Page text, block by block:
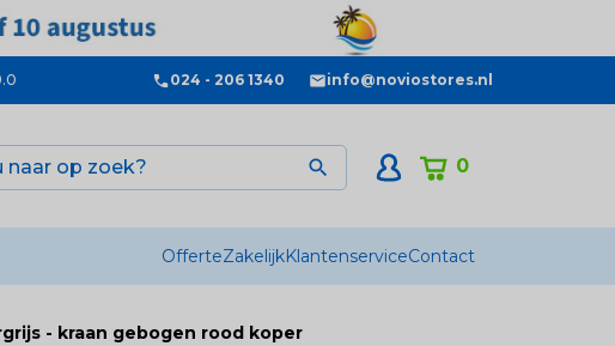
024 - 206 1340 info@noviostores.nl
0

OfferteZakelijkKlantenserviceContact
- kraan gebogen rood koper